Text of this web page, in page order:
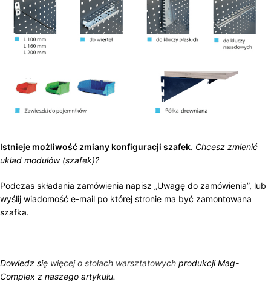
Istnieje możliwość zmiany konfiguracji szafek. Chcesz zmienić
układ modułów (szafek)?
Podczas składania zamówienia napisz „Uwagę do zamówienia”, lub
wyślij wiadomość e-mail po której stronie ma być zamontowana
szafka.
Dowiedz się więcej o stołach warsztatowych produkcji Mag-
Complex z naszego artykułu.